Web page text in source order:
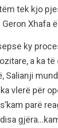
tek kjo
Xhafa
ky
a ka
Salianji
vlerë për
parë